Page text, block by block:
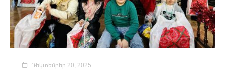
Դեկտեմբեր 20, 2025